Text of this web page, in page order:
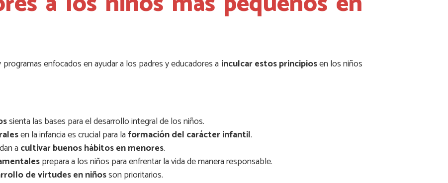
enfocados en ayudar a los padres y educadores ainculcar estos principiosen los niños
sienta las bases para el desarrollo integral de los niños.
en la infancia es crucial para laformación del carácter infantil.
acultivar buenos hábitos en menores.
prepara a los niños para enfrentar la vida de manera responsable.
de virtudes en niñosson prioritarios.